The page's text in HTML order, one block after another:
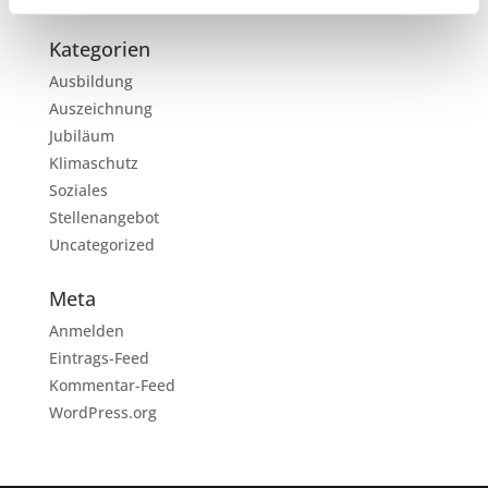
Kategorien
Ausbildung
Auszeichnung
Jubiläum
Klimaschutz
Soziales
Stellenangebot
Uncategorized
Meta
Anmelden
Eintrags-Feed
Kommentar-Feed
WordPress.org